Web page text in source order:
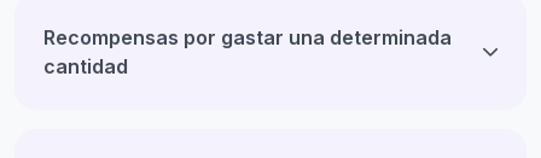
Recompensas por gastar una determinada
cantidad